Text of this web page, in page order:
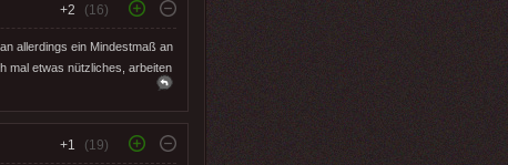
+2 (16)
allerdings ein Mindestmaß an
mal etwas nützliches, arbeiten
+1 (19)